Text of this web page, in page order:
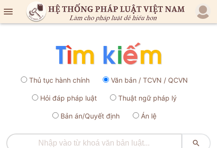

Thủ tục hành chính Văn bản / TCVN / QCVN
Hỏi đáp pháp luật Thuật ngữ pháp lý
Bản án/Quyết định Án lệ
